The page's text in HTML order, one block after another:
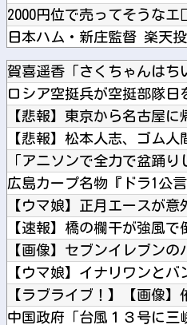
【悲報】松本人志、ゴム人
広島カープ名物『ドラ1公
【ウマ娘】正月エースが意